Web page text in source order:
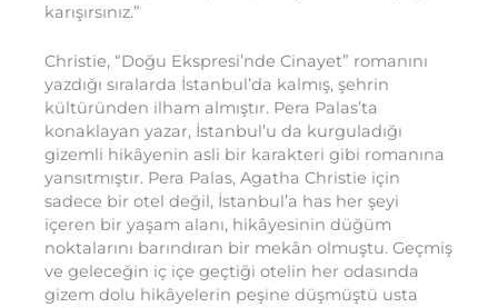
karışırsınız.”
Christie, “Doğu Ekspresi’nde Cinayet” romanını
yazdığı sıralarda İstanbul’da kalmış, şehrin
kültüründen ilham almıştır. Pera Palas’ta
konaklayan yazar, İstanbul’u da kurguladığı
gizemli hikâyenin asli bir karakteri gibi romanına
yansıtmıştır. Pera Palas, Agatha Christie için
sadece bir otel değil, İstanbul’a has her şeyi
içeren bir yaşam alanı, hikâyesinin düğüm
noktalarını barındıran bir mekân olmuştu. Geçmiş
ve geleceğin iç içe geçtiği otelin her odasında
gizem dolu hikâyelerin peşine düşmüştü usta